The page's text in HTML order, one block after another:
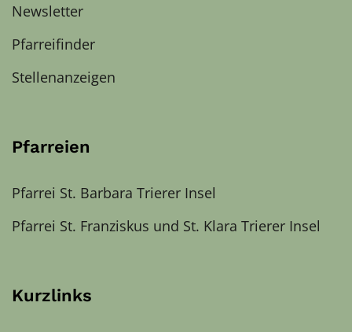
Newsletter
Pfarreifinder
Stellenanzeigen
Pfarreien
Pfarrei St. Barbara Trierer Insel
Pfarrei St. Franziskus und St. Klara Trierer Insel
Kurzlinks